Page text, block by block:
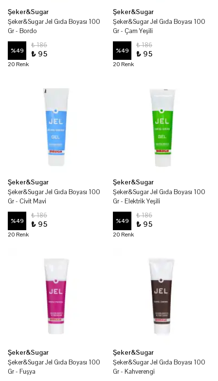
Şeker&Sugar
Şeker&Sugar Jel Gıda Boyası 100
Gr - Bordo
%49
₺ 186
₺ 95
20 Renk
Şeker&Sugar
Şeker&Sugar Jel Gıda Boyası 100
Gr - Çam Yeşili
%49
₺ 186
₺ 95
20 Renk
Şeker&Sugar
Şeker&Sugar Jel Gıda Boyası 100
Gr - Civit Mavi
%49
₺ 186
₺ 95
20 Renk
Şeker&Sugar
Şeker&Sugar Jel Gıda Boyası 100
Gr - Elektrik Yeşili
%49
₺ 186
₺ 95
20 Renk
Şeker&Sugar
Şeker&Sugar Jel Gıda Boyası 100
Gr - Fuşya
Şeker&Sugar
Şeker&Sugar Jel Gıda Boyası 100
Gr - Kahverengi